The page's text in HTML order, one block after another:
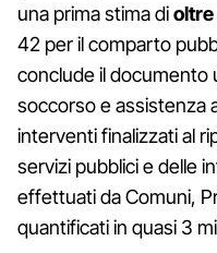
una prima stima di
42 per il comparto
conclude il documento
soccorso e assistenza
interventi finalizzati al
servizi pubblici e delle
effettuati da Comuni,
quantificati in quasi 3